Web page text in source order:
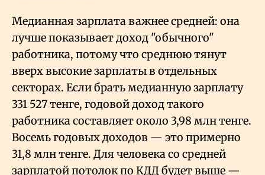
Медианная зарплата важнее средней: она
лучше показывает доход "обычного"
работника, потому что среднюю тянут
вверх высокие зарплаты в отдельных
секторах. Если брать медианную зарплату
331 527 тенге, годовой доход такого
работника составляет около 3,98 млн тенге.
Восемь годовых доходов — это примерно
31,8 млн тенге. Для человека со средней
зарплатой потолок по КДД будет выше —